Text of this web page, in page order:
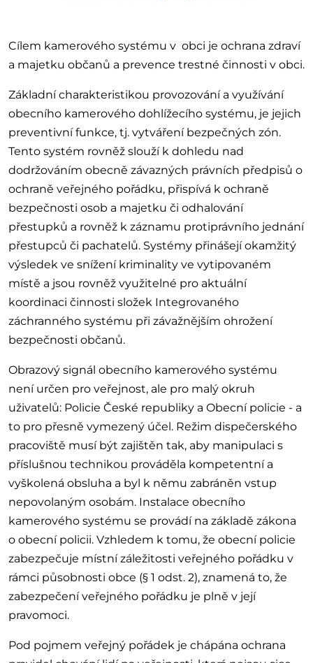
Cílem kamerového systému v obci je ochrana zdraví
a majetku občanů a prevence trestné činnosti v obci.
Základní charakteristikou provozování a využívání
obecního kamerového dohlížecího systému, je jejich
preventivní funkce, tj. vytváření bezpečných zón.
Tento systém rovněž slouží k dohledu nad
dodržováním obecně závazných právních předpisů o
ochraně veřejného pořádku, přispívá k ochraně
bezpečnosti osob a majetku či odhalování
přestupků a rovněž k záznamu protiprávního jednání
přestupců či pachatelů. Systémy přinášejí okamžitý
výsledek ve snížení kriminality ve vytipovaném
místě a jsou rovněž využitelné pro aktuální
koordinaci činnosti složek Integrovaného
záchranného systému při závažnějším ohrožení
bezpečnosti občanů.
Obrazový signál obecního kamerového systému
není určen pro veřejnost, ale pro malý okruh
uživatelů: Policie České republiky a Obecní policie - a
to pro přesně vymezený účel. Režim dispečerského
pracoviště musí být zajištěn tak, aby manipulaci s
příslušnou technikou prováděla kompetentní a
vyškolená obsluha a byl k němu zabráněn vstup
nepovolaným osobám. Instalace obecního
kamerového systému se provádí na základě zákona
o obecní policii. Vzhledem k tomu, že obecní policie
zabezpečuje místní záležitosti veřejného pořádku v
rámci působnosti obce (§ 1 odst. 2), znamená to, že
zabezpečení veřejného pořádku je plně v její
pravomoci.
Pod pojmem veřejný pořádek je chápána ochrana